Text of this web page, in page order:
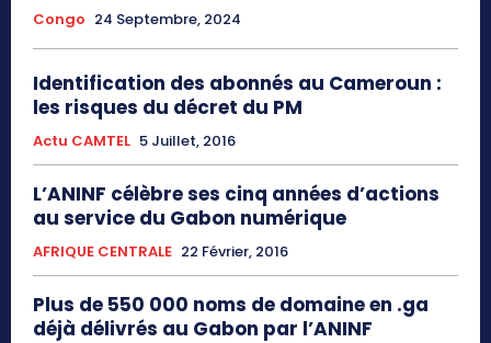
Congo 24 Septembre, 2024
Identification des abonnés au Cameroun :
les risques du décret du PM
Actu CAMTEL 5 Juillet, 2016
L’ANINF célèbre ses cinq années d’actions
au service du Gabon numérique
AFRIQUE CENTRALE 22 Février, 2016
Plus de 550 000 noms de domaine en .ga
déjà délivrés au Gabon par l’ANINF